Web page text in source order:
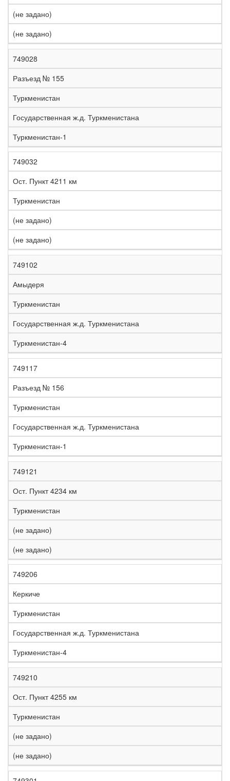
(не задано)
(не задано)
749028
Разъезд № 155
Туркменистан
Государственная ж.д. Туркменистана
Туркменистан-1
749032
Ост. Пункт 4211 км
Туркменистан
(не задано)
(не задано)
749102
Амыдеря
Туркменистан
Государственная ж.д. Туркменистана
Туркменистан-4
749117
Разъезд № 156
Туркменистан
Государственная ж.д. Туркменистана
Туркменистан-1
749121
Ост. Пункт 4234 км
Туркменистан
(не задано)
(не задано)
749206
Керкиче
Туркменистан
Государственная ж.д. Туркменистана
Туркменистан-4
749210
Ост. Пункт 4255 км
Туркменистан
(не задано)
(не задано)